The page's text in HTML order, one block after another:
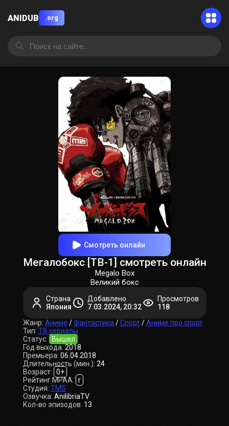
ANIDUB .org
Смотреть онлайн
Мегалобокс [ТВ-1] смотреть онлайн
Megalo Box
Великий бокс
Страна
Япония
Добавлено
7.03.2024, 20:32
Просмотров
118
Жанр: Аниме /Фантастика/Спорт/Аниме про спорт
Тип: ТВ сериалы
Статус:
Вышел
Год выхода: 2018
Премьера: 06.04.2018
Длительность (мин.): 24
Возраст: 0+
Рейтинг MPAA: r
Студия: TMS
Озвучка: AnilibriaTV
Кол-во эпизодов: 13